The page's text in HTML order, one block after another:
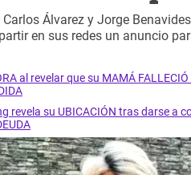
Carlos Álvarez y Jorge
en sus redes un anuncio
al revelar que su MAMÁ
revela su UBICACIÓN tras darse a